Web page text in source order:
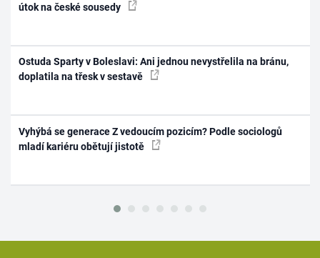
útok na české sousedy
Ostuda Sparty v Boleslavi: Ani jednou nevystřelila na bránu,
doplatila na třesk v sestavě
Vyhýbá se generace Z vedoucím pozicím? Podle sociologů
mladí kariéru obětují jistotě